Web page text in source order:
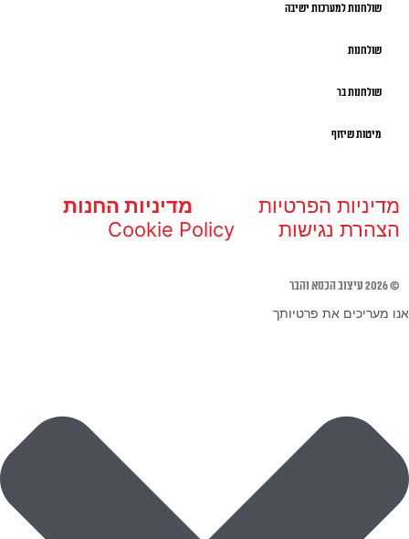
שולחנות למערכות ישיבה
שולחנות
שולחנות בר
מיטות שיזוף
מדיניות הפרטיות
מדיניות החנות
הצהרת נגישות
Cookie Policy
© 2026 עיצוב הכסא והבר
אנו מעריכים את פרטיותך